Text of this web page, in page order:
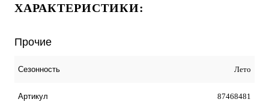
ХАРАКТЕРИСТИКИ:
Прочие
Сезонность Лето
Артикул 87468481